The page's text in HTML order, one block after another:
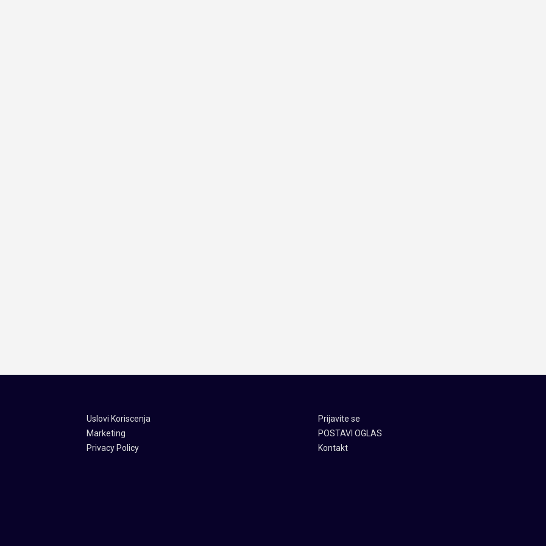
Uslovi Koriscenja
Marketing
Privacy Policy
Prijavite se
POSTAVI OGLAS
Kontakt